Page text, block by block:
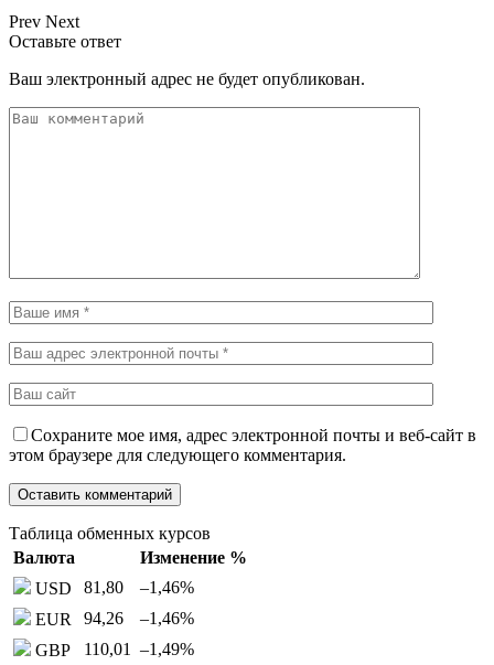
Prev Next
Оставьте ответ
Ваш электронный адрес не будет опубликован.
Сохраните мое имя, адрес электронной почты и веб-сайт в
этом браузере для следующего комментария.
Таблица обменных курсов
Валюта
Изменение %
USD
81,80 –1,46%
EUR
94,26 –1,46%
GBP
110,01 –1,49%